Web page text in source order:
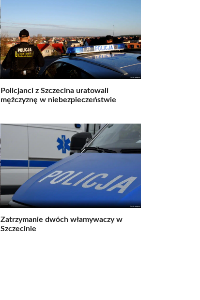
Policjanci z Szczecina uratowali
mężczyznę w niebezpieczeństwie
Zatrzymanie dwóch włamywaczy w
Szczecinie